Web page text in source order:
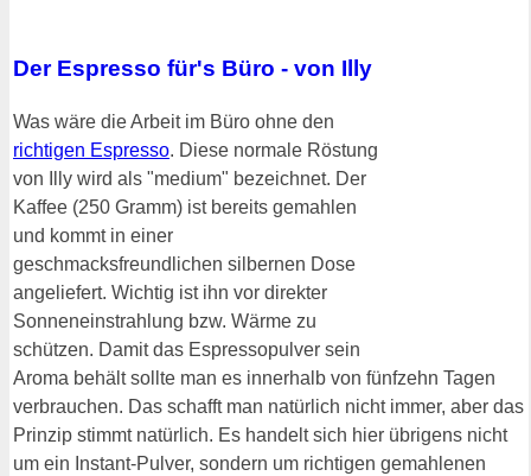
Der Espresso für's Büro - von Illy
Was wäre die Arbeit im Büro ohne den
richtigen Espresso. Diese normale Röstung
von Illy wird als "medium" bezeichnet. Der
Kaffee (250 Gramm) ist bereits gemahlen
und kommt in einer
geschmacksfreundlichen silbernen Dose
angeliefert. Wichtig ist ihn vor direkter
Sonneneinstrahlung bzw. Wärme zu
schützen. Damit das Espressopulver sein
Aroma behält sollte man es innerhalb von fünfzehn Tagen
verbrauchen. Das schafft man natürlich nicht immer, aber das
Prinzip stimmt natürlich. Es handelt sich hier übrigens nicht
um ein Instant-Pulver, sondern um richtigen gemahlenen